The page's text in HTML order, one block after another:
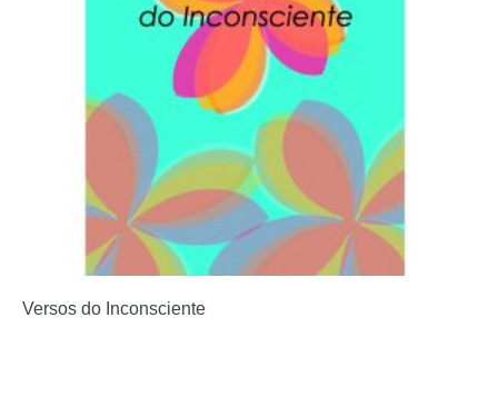
Versos do Inconsciente